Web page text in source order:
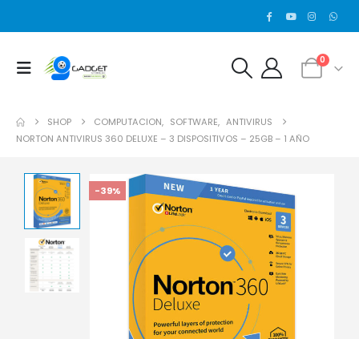
0
SHOP COMPUTACION, SOFTWARE, ANTIVIRUS
NORTON ANTIVIRUS 360 DELUXE – 3 DISPOSITIVOS – 25GB – 1 AÑO
-39%